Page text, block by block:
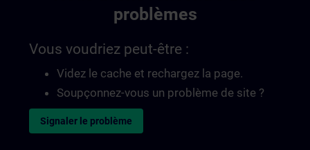
problèmes
Vous voudriez peut-être :
Videz le cache et rechargez la page.
Soupçonnez-vous un problème de site ?
Signaler le problème